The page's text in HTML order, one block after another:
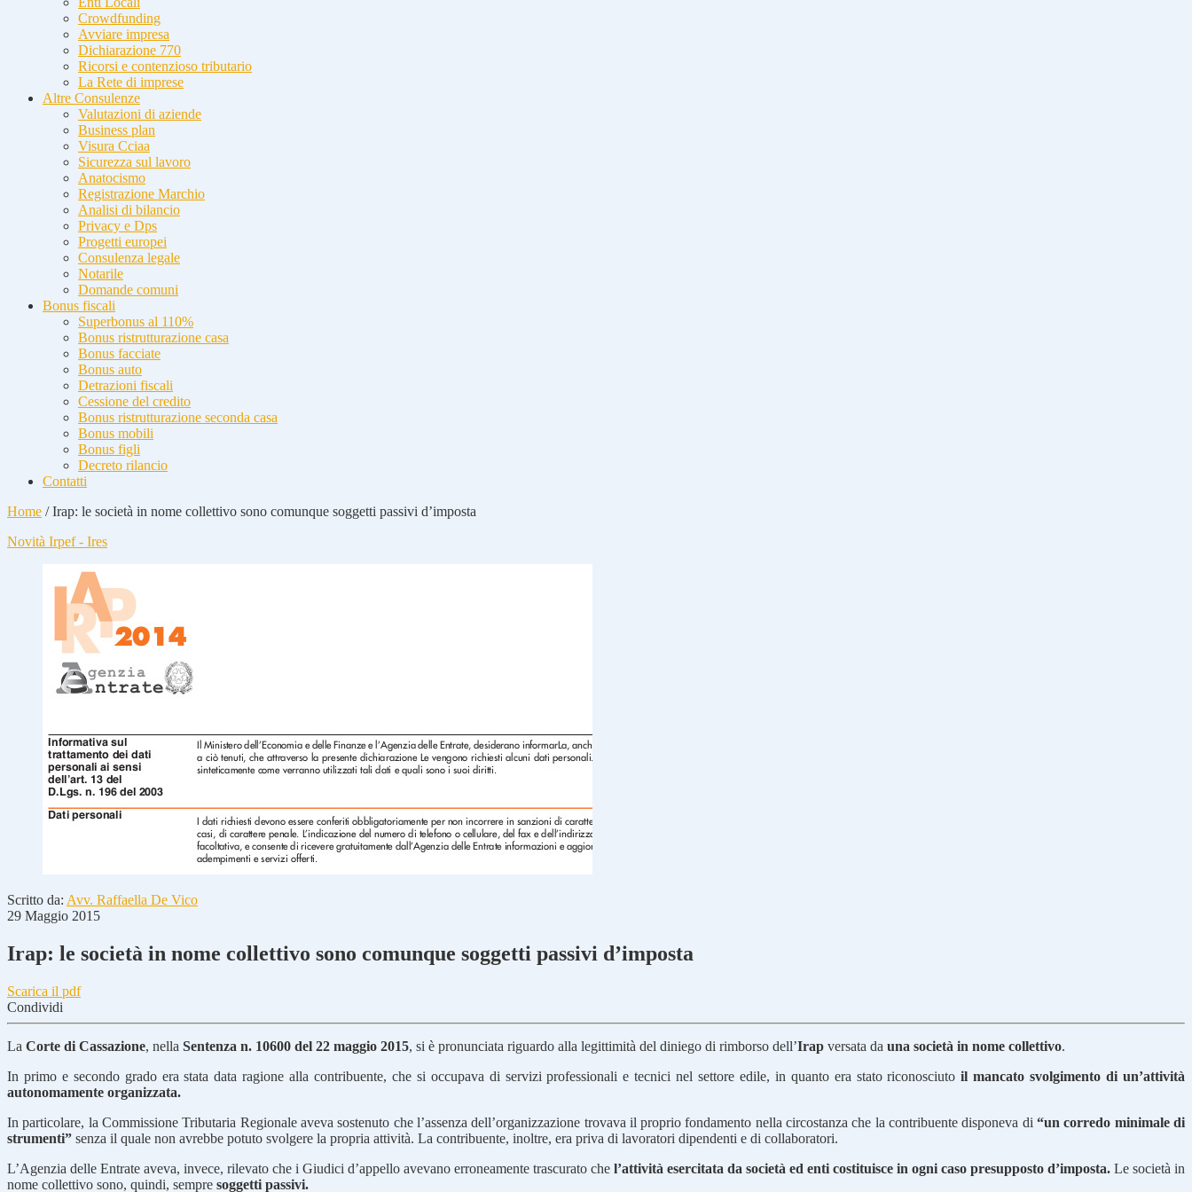
Crowdfunding
Avviare impresa
Dichiarazione 770
Ricorsi e contenzioso tributario
La Rete di imprese
Altre Consulenze
Valutazioni di aziende
Business plan
Visura Cciaa
Sicurezza sul lavoro
Anatocismo
Registrazione Marchio
Analisi di bilancio
Privacy e Dps
Progetti europei
Consulenza legale
Notarile
Domande comuni
Bonus fiscali
Superbonus al 110%
Bonus ristrutturazione casa
Bonus facciate
Bonus auto
Detrazioni fiscali
Cessione del credito
Bonus ristrutturazione seconda casa
Bonus mobili
Bonus figli
Decreto rilancio
Contatti
Home /Irap: le società in nome collettivo sono comunque soggetti passivi d’imposta
Novità Irpef - Ires
Scritto da: Avv. Raffaella De Vico
29 Maggio 2015
Irap: le società in nome collettivo sono comunque soggetti passivi d’imposta
Scarica il pdf
Condividi
La Corte di Cassazione, nella Sentenza n. 10600 del 22 maggio 2015, si è pronunciata riguardo alla legittimità del diniego di rimborso dell’Irap versata da una società in nome collettivo.
In primo e secondo grado era stata data ragione alla contribuente, che si occupava di servizi professionali e tecnici nel settore edile, in quanto era stato riconosciutoil mancato svolgimento di un’attività
autonomamente organizzata.
In particolare, la Commissione Tributaria Regionale aveva sostenuto che l’assenza dell’organizzazione trovava il proprio fondamento nella circostanza che la contribuente disponeva di“un corredo minimale di
strumenti” senza il quale non avrebbe potuto svolgere la propria attività. La contribuente, inoltre, era priva di lavoratori dipendenti e di collaboratori.
L’Agenzia delle Entrate aveva, invece, rilevato che i Giudici d’appello avevano erroneamente trascurato che l’attività esercitata da società ed enti costituisce in ogni caso presupposto d’imposta. Le società in
nome collettivo sono, quindi, sempre soggetti passivi.